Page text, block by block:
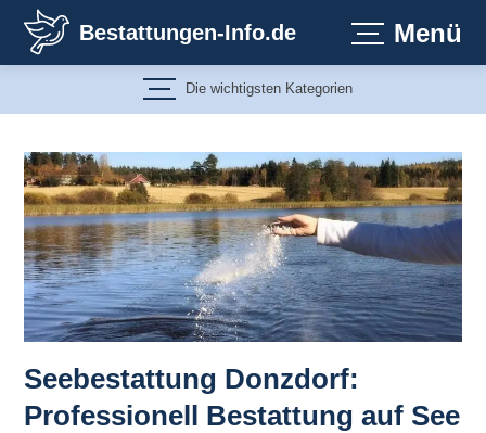
Inhalt
springen
Bestattungen-Info.de Menü
Die wichtigsten Kategorien
Seebestattung Donzdorf:
Professionell Bestattung auf See